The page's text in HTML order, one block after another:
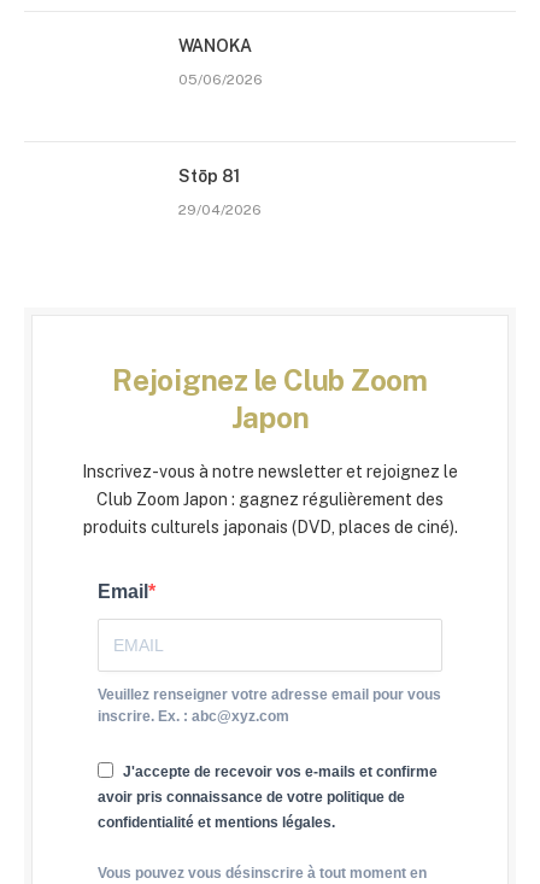
WANOKA
05/06/2026
Stōp 81
29/04/2026
Rejoignez le Club Zoom
Japon
Inscrivez-vous à notre newsletter et rejoignez le
Club Zoom Japon : gagnez régulièrement des
produits culturels japonais (DVD, places de ciné).
Email
Veuillez renseigner votre adresse email pour vous
inscrire. Ex. : abc@xyz.com
J'accepte de recevoir vos e-mails et confirme
avoir pris connaissance de votre politique de
confidentialité et mentions légales.
Vous pouvez vous désinscrire à tout moment en